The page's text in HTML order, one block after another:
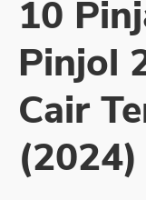
Sekuritas Saham
Bank Digital
Crypto
Assets Crypto
Exchange
10
Pinjol
Cair
(2024)